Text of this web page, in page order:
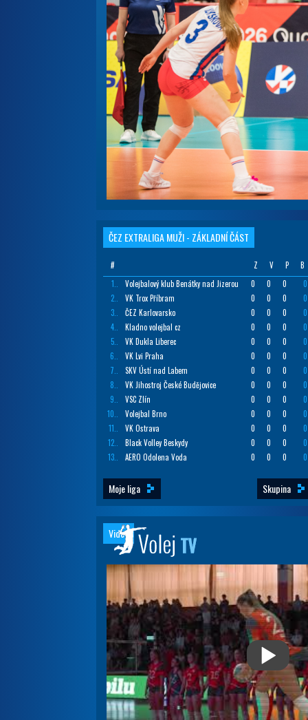
ČEZ EXTRALIGA MUŽI - ZÁKLADNÍ ČÁST
# Z V P
B
1..
Volejbalový klub Benátky nad Jizerou 0 0 0
0
2..
VK Trox Příbram 0 0 0
0
3..
ČEZ Karlovarsko 0 0 0
0
4..
Kladno volejbal cz 0 0 0
0
5..
VK Dukla Liberec 0 0 0
0
6..
VK Lvi Praha 0 0 0
0
7..
SKV Ústí nad Labem 0 0 0
0
8..
VK Jihostroj České Budějovice 0 0 0
0
9..
VSC Zlín 0 0 0
0
10..
Volejbal Brno 0 0 0
0
11..
VK Ostrava 0 0 0
0
12..
Black Volley Beskydy 0 0 0
0
13..
AERO Odolena Voda 0 0 0 0
Moje liga Skupina
Videa